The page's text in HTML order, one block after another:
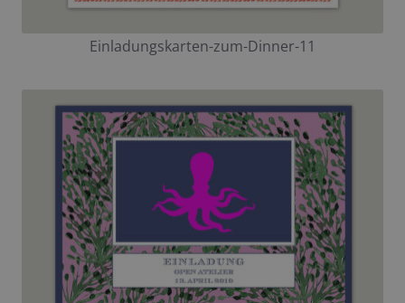
Einladungskarten-zum-Dinner-11